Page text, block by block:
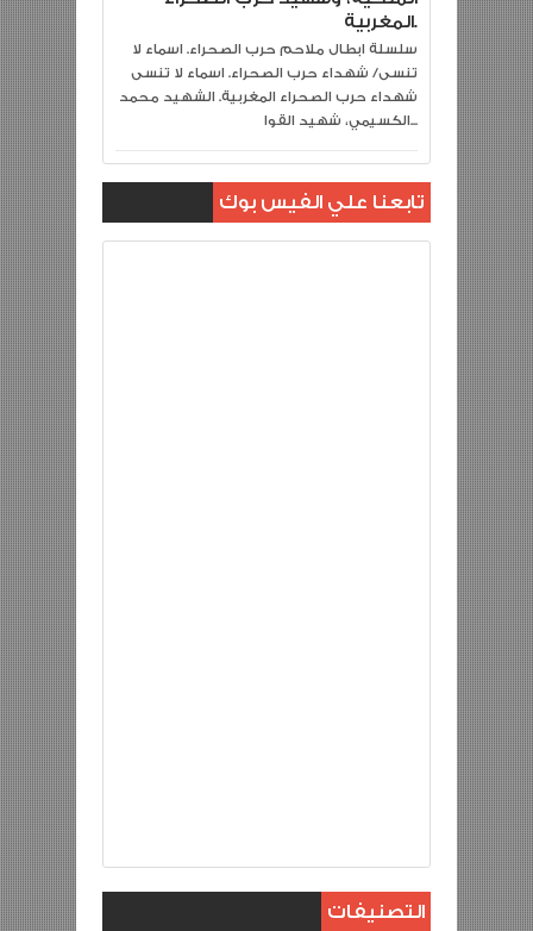
المغربية.
تنسى/ شهداء حرب الصحراء. اسماء لا تنسى
شهداء حرب الصحراء المغربية. الشهيد محمد
الكسيمي، شهيد القوا...
تابعنا علي الفيس بوك
التصنيفات